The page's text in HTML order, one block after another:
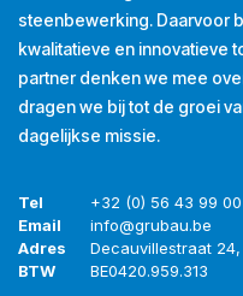
steenbewerking. Daarvoor
kwalitatieve en innovatieve
partner denken we mee
dragen we bij tot de groei
dagelijkse missie.
Tel
+32 (0) 56 43 99 00
Email
info@grubau.be
Adres
Decauvillestraat 24,
BTW
BE0420.959.313